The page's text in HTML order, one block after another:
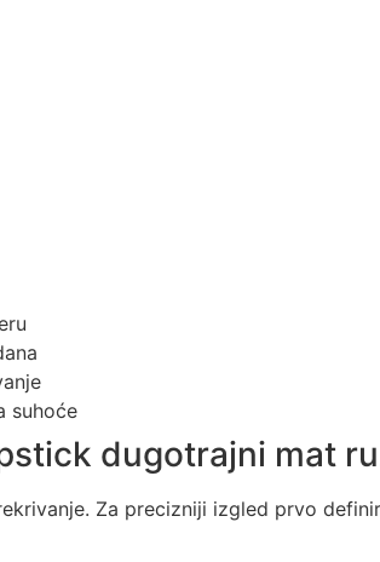
suhoće
dugotrajni mat
Za precizniji izgled prvo